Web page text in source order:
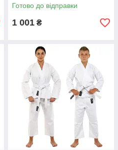
Готово до відправки
1 001 ₴